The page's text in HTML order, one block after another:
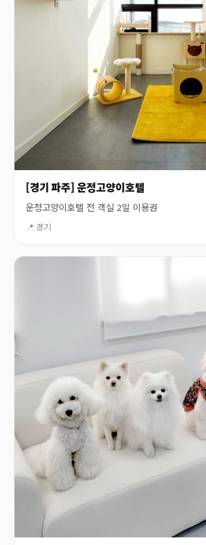
[경기 파주] 운정고양이호텔
운정고양이호텔 전 객실 2일 이용권
📍 경기